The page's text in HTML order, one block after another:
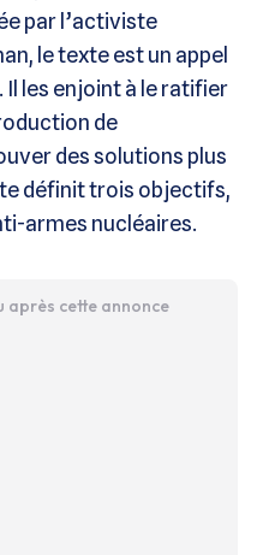
par l’activiste
le texte est un appel
Il les enjoint à le ratifier
de
des solutions plus
définit trois objectifs,
armes nucléaires.
après cette annonce